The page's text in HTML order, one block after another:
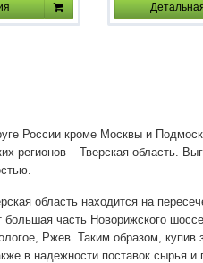
России кроме Москвы и
регионов – Тверская область.
область находится на
большая часть Новорижского
Ржев. Таким образом,
в надежности поставок сырья